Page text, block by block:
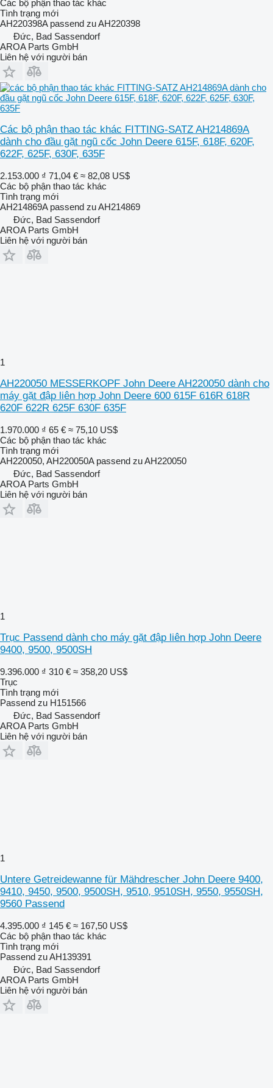
Các bộ phận thao tác khác
Tình trạng mới
AH220398A passend zu AH220398
Đức, Bad Sassendorf
AROA Parts GmbH
Liên hệ với người bán
Các bộ phận thao tác khác FITTING-SATZ AH214869A
dành cho đầu gặt ngũ cốc John Deere 615F, 618F, 620F,
622F, 625F, 630F, 635F
2.153.000 ₫ 71,04 € ≈ 82,08 US$
Các bộ phận thao tác khác
Tình trạng mới
AH214869A passend zu AH214869
Đức, Bad Sassendorf
AROA Parts GmbH
Liên hệ với người bán
1
AH220050 MESSERKOPF John Deere AH220050 dành cho
máy gặt đập liên hợp John Deere 600 615F 616R 618R
620F 622R 625F 630F 635F
1.970.000 ₫ 65 € ≈ 75,10 US$
Các bộ phận thao tác khác
Tình trạng mới
AH220050, AH220050A passend zu AH220050
Đức, Bad Sassendorf
AROA Parts GmbH
Liên hệ với người bán
1
Trục Passend dành cho máy gặt đập liên hợp John Deere
9400, 9500, 9500SH
9.396.000 ₫ 310 € ≈ 358,20 US$
Trục
Tình trạng mới
Passend zu H151566
Đức, Bad Sassendorf
AROA Parts GmbH
Liên hệ với người bán
1
Untere Getreidewanne für Mähdrescher John Deere 9400,
9410, 9450, 9500, 9500SH, 9510, 9510SH, 9550, 9550SH,
9560 Passend
4.395.000 ₫ 145 € ≈ 167,50 US$
Các bộ phận thao tác khác
Tình trạng mới
Passend zu AH139391
Đức, Bad Sassendorf
AROA Parts GmbH
Liên hệ với người bán